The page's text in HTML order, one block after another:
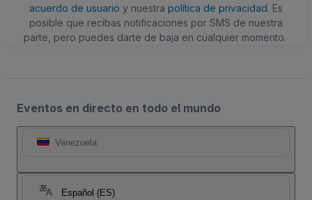
acuerdo de usuario y nuestra política de privacidad. Es
posible que recibas notificaciones por SMS de nuestra
parte, pero puedes darte de baja en cualquier momento.
Eventos en directo en todo el mundo
Venezuela
Español (ES)